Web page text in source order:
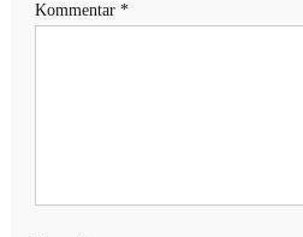
Kommentar *